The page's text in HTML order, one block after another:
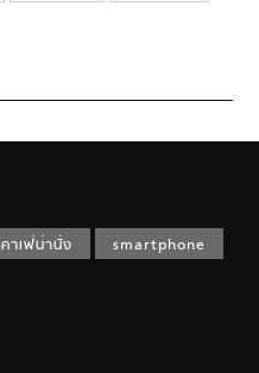
คาเฟ่น่านั่ง
smartphone